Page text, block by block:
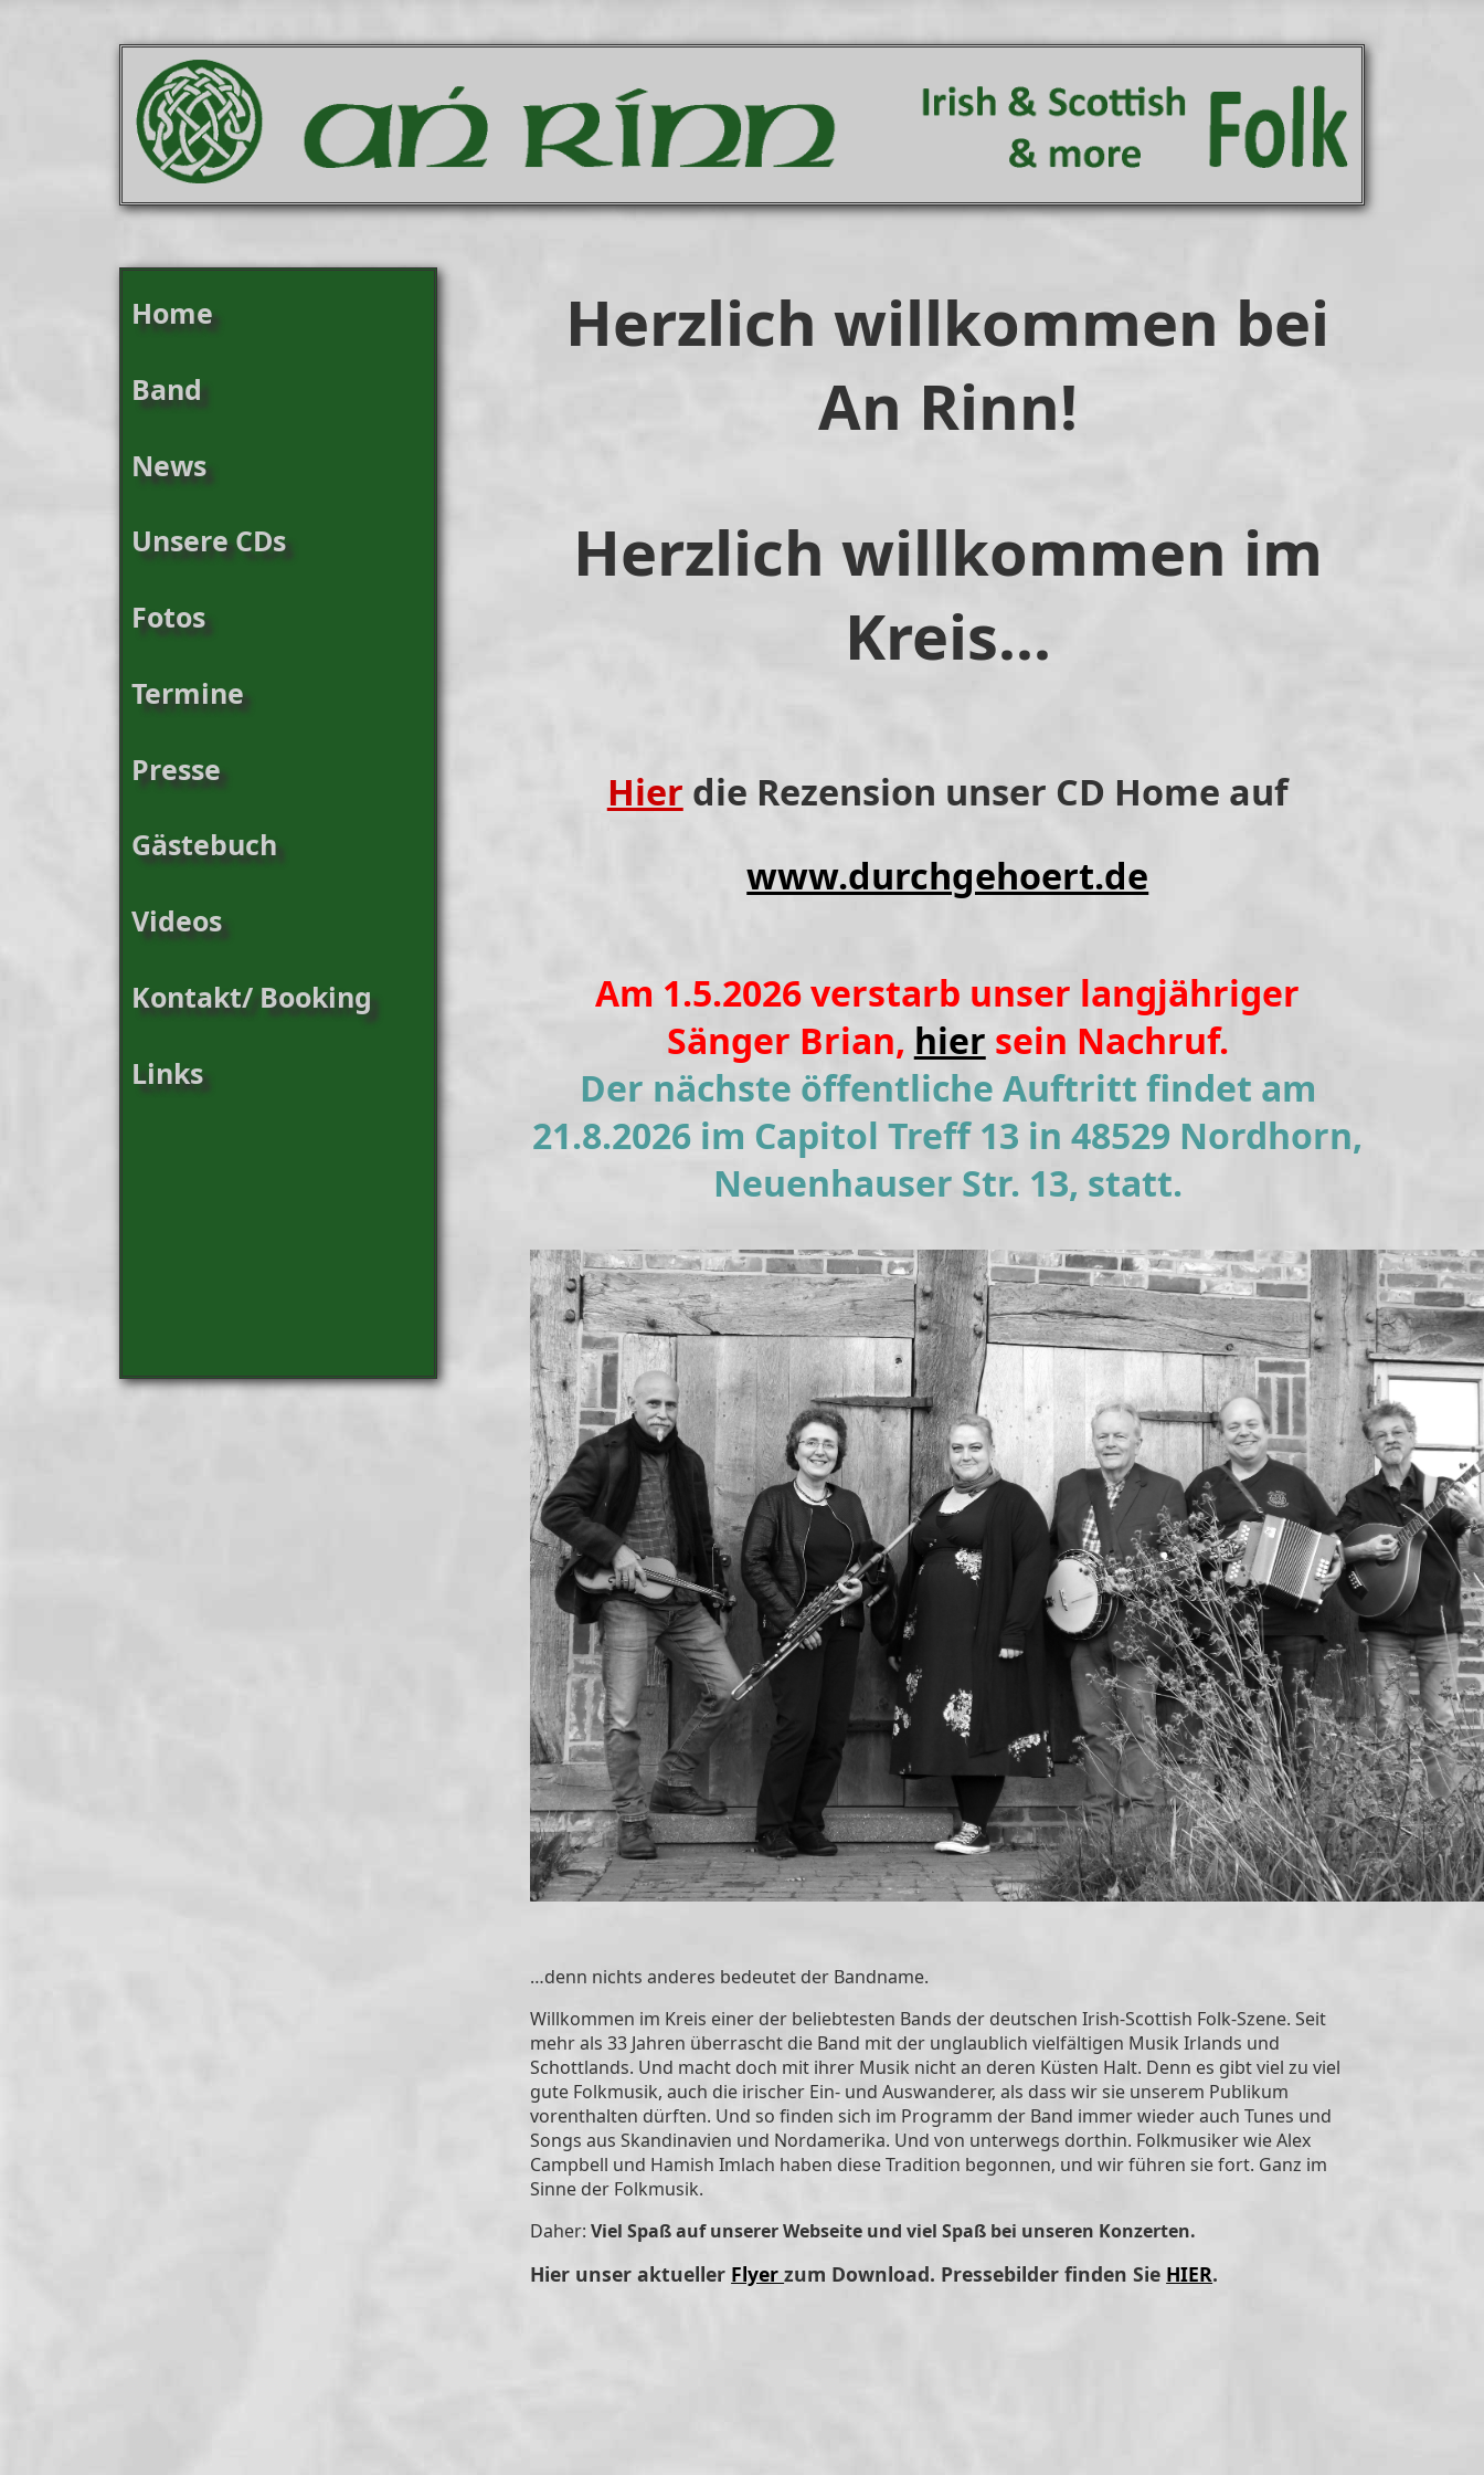
Home
Band
News
Unsere CDs
Fotos
Termine
Presse
Gästebuch
Videos
Kontakt/ Booking
Links
Herzlich willkommen bei
An Rinn!
Herzlich willkommen im
Kreis...
Hier die Rezension unser CD Home auf
www.durchgehoert.de
Am 1.5.2026 verstarb unser langjähriger
Sänger Brian, hier sein Nachruf.
Der nächste öffentliche Auftritt findet am
21.8.2026 im Capitol Treff 13 in 48529 Nordhorn,
Neuenhauser Str. 13, statt.
…denn nichts anderes bedeutet der Bandname.
Willkommen im Kreis einer der beliebtesten Bands der deutschen Irish-Scottish Folk-Szene. Seit
mehr als 33 Jahren überrascht die Band mit der unglaublich vielfältigen Musik Irlands und
Schottlands. Und macht doch mit ihrer Musik nicht an deren Küsten Halt. Denn es gibt viel zu viel
gute Folkmusik, auch die irischer Ein- und Auswanderer, als dass wir sie unserem Publikum
vorenthalten dürften. Und so finden sich im Programm der Band immer wieder auch Tunes und
Songs aus Skandinavien und Nordamerika. Und von unterwegs dorthin. Folkmusiker wie Alex
Campbell und Hamish Imlach haben diese Tradition begonnen, und wir führen sie fort. Ganz im
Sinne der Folkmusik.
Daher:Viel Spaß auf unserer Webseite und viel Spaß bei unseren Konzerten.
Hier unser aktueller Flyerzum Download. Pressebilder finden Sie HIER.